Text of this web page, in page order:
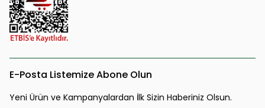
E-Posta Listemize Abone Olun
Yeni Ürün ve Kampanyalardan İlk Sizin Haberiniz Olsun.